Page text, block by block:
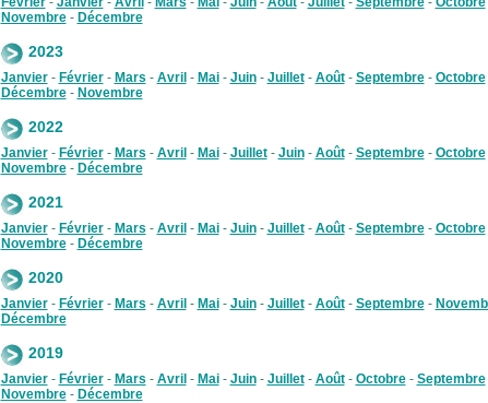
Novembre- Décembre
2023
Janvier- Février- Mars - Avril - Mai- Juin- Juillet- Août- Septembre- Octobre
Décembre- Novembre
2022
Janvier- Février- Mars - Avril - Mai- Juillet- Juin- Août- Septembre- Octobre
Novembre- Décembre
2021
Janvier- Février- Mars - Avril - Mai- Juin- Juillet- Août- Septembre- Octobre
Novembre- Décembre
2020
Janvier- Février- Mars - Avril - Mai- Juin- Juillet- Août- Septembre-
Décembre
2019
Janvier- Février- Mars - Avril - Mai- Juin- Juillet- Août- Octobre- Septembre
Novembre- Décembre